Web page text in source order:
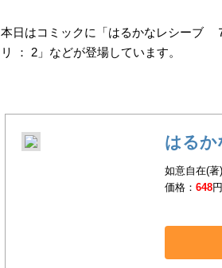
本日はコミックに「はるかなレシーブ
リ ： 2」などが登場しています。
はる
如意自在(著)
価格：648円